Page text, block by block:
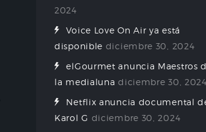
2024
Voice Love On Air ya está
disponible diciembre 30, 2024
elGourmet anuncia Maestros
la medialuna diciembre 30, 2024
Netflix anuncia documental
Karol G diciembre 30, 2024